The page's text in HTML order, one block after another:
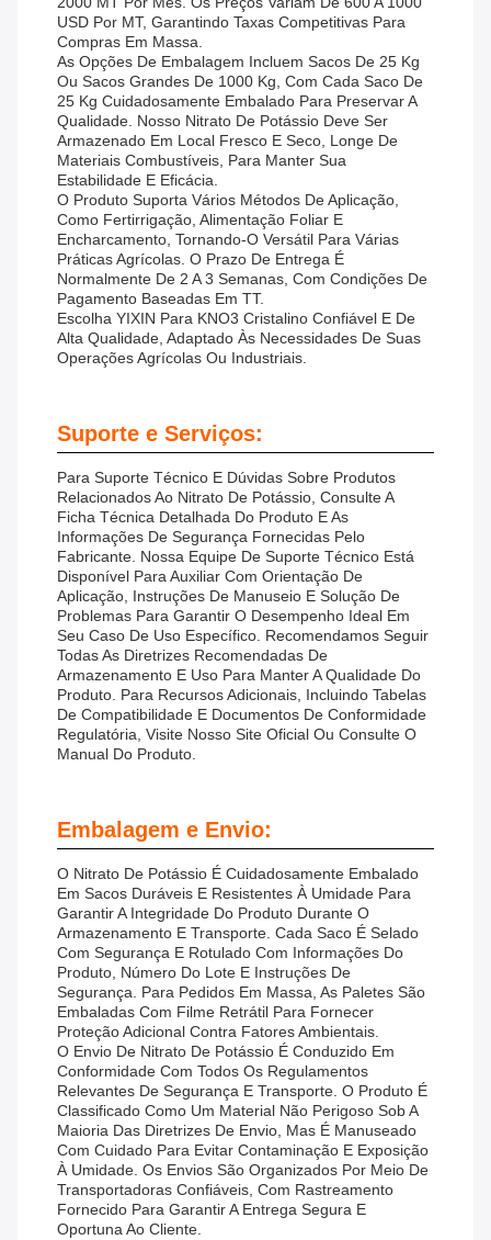
USD Por MT, Garantindo Taxas Competitivas Para
Compras Em Massa.
As Opções De Embalagem Incluem Sacos De 25 Kg
Ou Sacos Grandes De 1000 Kg, Com Cada Saco De
25 Kg Cuidadosamente Embalado Para Preservar A
Qualidade. Nosso Nitrato De Potássio Deve Ser
Armazenado Em Local Fresco E Seco, Longe De
Materiais Combustíveis, Para Manter Sua
Estabilidade E Eficácia.
O Produto Suporta Vários Métodos De Aplicação,
Como Fertirrigação, Alimentação Foliar E
Encharcamento, Tornando-O Versátil Para Várias
Práticas Agrícolas. O Prazo De Entrega É
Normalmente De 2 A 3 Semanas, Com Condições De
Pagamento Baseadas Em TT.
Escolha YIXIN Para KNO3 Cristalino Confiável E De
Alta Qualidade, Adaptado Às Necessidades De Suas
Operações Agrícolas Ou Industriais.
Suporte e Serviços:
Para Suporte Técnico E Dúvidas Sobre Produtos
Relacionados Ao Nitrato De Potássio, Consulte A
Ficha Técnica Detalhada Do Produto E As
Informações De Segurança Fornecidas Pelo
Fabricante. Nossa Equipe De Suporte Técnico Está
Disponível Para Auxiliar Com Orientação De
Aplicação, Instruções De Manuseio E Solução De
Problemas Para Garantir O Desempenho Ideal Em
Seu Caso De Uso Específico. Recomendamos Seguir
Todas As Diretrizes Recomendadas De
Armazenamento E Uso Para Manter A Qualidade Do
Produto. Para Recursos Adicionais, Incluindo Tabelas
De Compatibilidade E Documentos De Conformidade
Regulatória, Visite Nosso Site Oficial Ou Consulte O
Manual Do Produto.
Embalagem e Envio:
O Nitrato De Potássio É Cuidadosamente Embalado
Em Sacos Duráveis E Resistentes À Umidade Para
Garantir A Integridade Do Produto Durante O
Armazenamento E Transporte. Cada Saco É Selado
Com Segurança E Rotulado Com Informações Do
Produto, Número Do Lote E Instruções De
Segurança. Para Pedidos Em Massa, As Paletes São
Embaladas Com Filme Retrátil Para Fornecer
Proteção Adicional Contra Fatores Ambientais.
O Envio De Nitrato De Potássio É Conduzido Em
Conformidade Com Todos Os Regulamentos
Relevantes De Segurança E Transporte. O Produto É
Classificado Como Um Material Não Perigoso Sob A
Maioria Das Diretrizes De Envio, Mas É Manuseado
Com Cuidado Para Evitar Contaminação E Exposição
À Umidade. Os Envios São Organizados Por Meio De
Transportadoras Confiáveis, Com Rastreamento
Fornecido Para Garantir A Entrega Segura E
Oportuna Ao Cliente.